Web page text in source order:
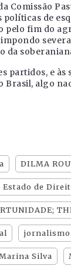
Comissão
de
fim do
da
e às
algo
DILMA
Estado de
jornalismo
Silva